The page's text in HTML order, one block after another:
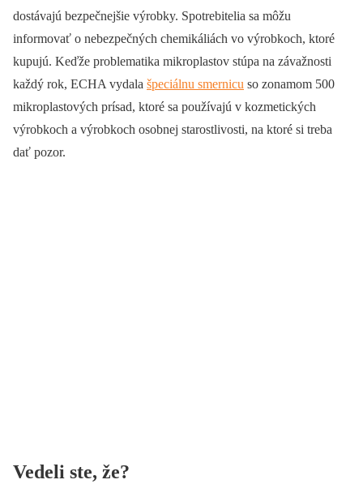
dostávajú bezpečnejšie výrobky. Spotrebitelia sa môžu
informovať o nebezpečných chemikáliách vo výrobkoch, ktoré
kupujú. Keďže problematika mikroplastov stúpa na závažnosti
každý rok, ECHA vydala špeciálnu smernicu so zonamom 500
mikroplastových prísad, ktoré sa používajú v kozmetických
výrobkoch a výrobkoch osobnej starostlivosti, na ktoré si treba
dať pozor.
Vedeli ste, že?